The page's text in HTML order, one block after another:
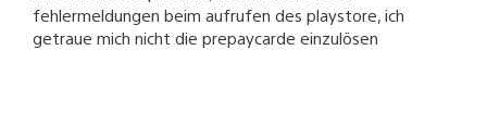
fehlermeldungen beim aufrufen des playstore, ich
getraue mich nicht die prepaycarde einzulösen